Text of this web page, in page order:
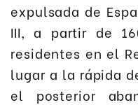
expulsada de
III, a partir de
residentes en el
lugar a la rápida
el posterior